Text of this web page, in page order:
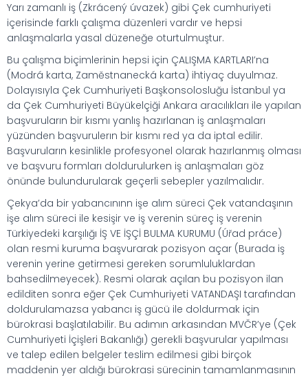
Yarı zamanlı iş (Zkrácený úvazek) gibi Çek cumhuriyeti
içerisinde farklı çalışma düzenleri vardır ve hepsi
anlaşmalarla yasal düzeneğe oturtulmuştur.
Bu çalışma biçimlerinin hepsi için ÇALIŞMA KARTLARI’na
(Modrá karta, Zaměstnanecká karta) ihtiyaç duyulmaz.
Dolayısıyla Çek Cumhuriyeti Başkonsolosluğu İstanbul ya
da Çek Cumhuriyeti Büyükelçiği Ankara aracılıkları ile yapılan
başvuruların bir kısmı yanlış hazırlanan iş anlaşmaları
yüzünden başvurulerın bir kısmı red ya da iptal edilir.
Başvuruların kesinlikle profesyonel olarak hazırlanmış olması
ve başvuru formları doldurulurken iş anlaşmaları göz
önünde bulundurularak geçerli sebepler yazılmalıdır.
Çekya’da bir yabancınınn işe alım süreci Çek vatandaşının
işe alım süreci ile kesişir ve iş verenin süreç iş verenin
Türkiyedeki karşılığı İŞ VE İŞÇİ BULMA KURUMU (Úřad práce)
olan resmi kuruma başvurarak pozisyon açar (Burada iş
verenin yerine getirmesi gereken sorumluluklardan
bahsedilmeyecek). Resmi olarak açılan bu pozisyon ilan
edilditen sonra eğer Çek Cumhuriyeti VATANDAŞI tarafından
doldurulamazsa yabancı iş gücü ile doldurmak için
bürokrasi başlatılabilir. Bu adımın arkasından MVČR’ye (Çek
Cumhuriyeti İçişleri Bakanlığı) gerekli başvurular yapılması
ve talep edilen belgeler teslim edilmesi gibi birçok
maddenin yer aldığı bürokrasi sürecinin tamamlanmasının